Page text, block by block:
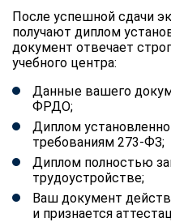
После успешной сдачи
получают диплом
документ отвечает
учебного центра:
Данные вашего
ФРДО;
Диплом
требованиям 273-ФЗ;
Диплом полностью
трудоустройстве;
Ваш документ
и признается